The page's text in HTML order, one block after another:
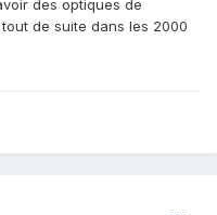
des optiques de
de suite dans les 2000